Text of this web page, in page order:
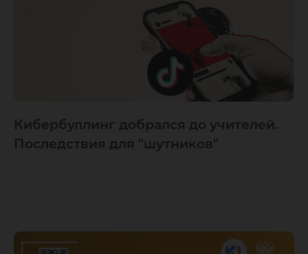
Кибербуллинг добрался до учителей.
Последствия для "шутников"